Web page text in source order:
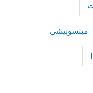
ميتسوبيشي